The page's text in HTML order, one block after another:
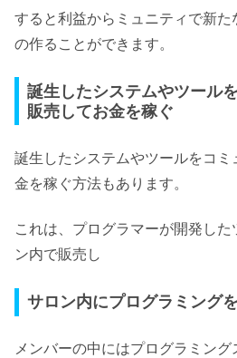
すると利益からミュニティで新
の作ることができます。
誕生したシステムやツール
販売してお金を稼ぐ
誕生したシステムやツールをコ
金を稼ぐ方法もあります。
これは、プログラマーが開発した
ン内で販売し
サロン内にプログラミング
メンバーの中にはプログラミン